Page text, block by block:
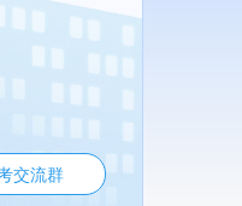
交流群